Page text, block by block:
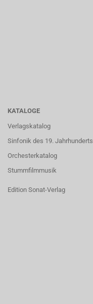
KATALOGE
Verlagskatalog
Sinfonik des 19. Jahrhunderts
Orchesterkatalog
Stummfilmmusik
Edition Sonat-Verlag